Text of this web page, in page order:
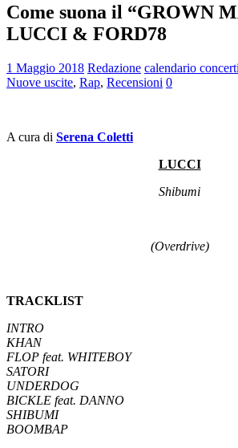
Come suona il “GROWN
LUCCI & FORD78
1 Maggio 2018 Redazione calendario concerti
Nuove uscite, Rap, Recensioni 0
A cura di Serena Coletti
LUCCI
Shibumi
(Overdrive)
TRACKLIST
INTRO
KHAN
FLOP feat. WHITEBOY
SATORI
UNDERDOG
BICKLE feat. DANNO
SHIBUMI
BOOMBAP